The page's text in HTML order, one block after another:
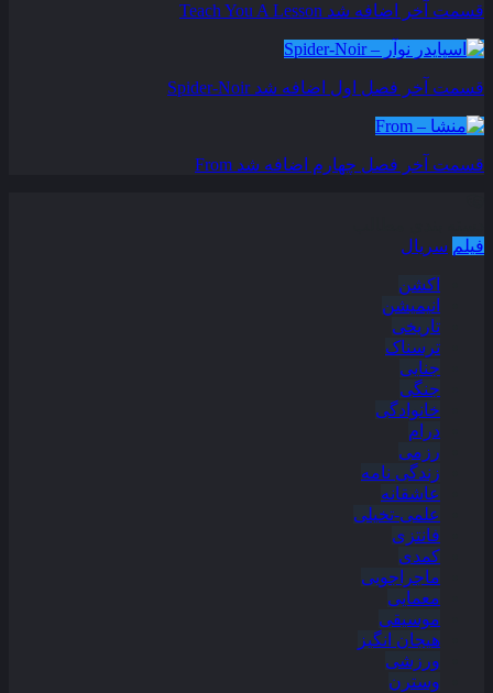
قسمت آخر اضافه شد Teach You A Lesson
قسمت آخر فصل اول اضافه شد Spider-Noir
قسمت آخر فصل چهارم اضافه شد From
فیلم سریال
اکشن
انیمیشن
تاریخی
ترسناک
جنایی
جنگی
خانوادگی
درام
رزمی
زندگی نامه
عاشقانه
علمی-تخیلی
فانتزی
کمدی
ماجراجویی
معمایی
موسیقی
هیجان انگیز
ورزشی
وسترن